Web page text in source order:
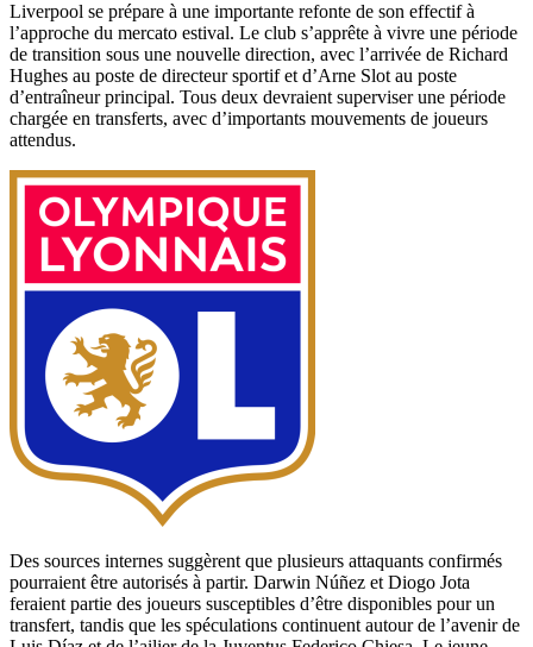
Liverpool se prépare à une importante refonte de son effectif à
l’approche du mercato estival. Le club s’apprête à vivre une période
de transition sous une nouvelle direction, avec l’arrivée de Richard
Hughes au poste de directeur sportif et d’Arne Slot au poste
d’entraîneur principal. Tous deux devraient superviser une période
chargée en transferts, avec d’importants mouvements de joueurs
attendus.
Des sources internes suggèrent que plusieurs attaquants confirmés
pourraient être autorisés à partir. Darwin Núñez et Diogo Jota
feraient partie des joueurs susceptibles d’être disponibles pour un
transfert, tandis que les spéculations continuent autour de l’avenir de